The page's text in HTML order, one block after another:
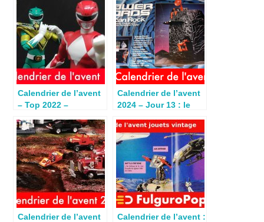
Calendrier de l’avent
– Top 2022 –
Calendrier de l’avent
2024 – Jour 13 : le
Power Lords
Calendrier de l’avent
Calendrier de l’avent :